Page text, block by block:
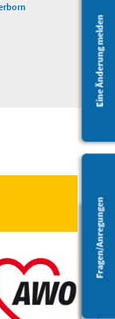
Barrierefreiheit
Eine Änderung melden
Fragen/Anregungen